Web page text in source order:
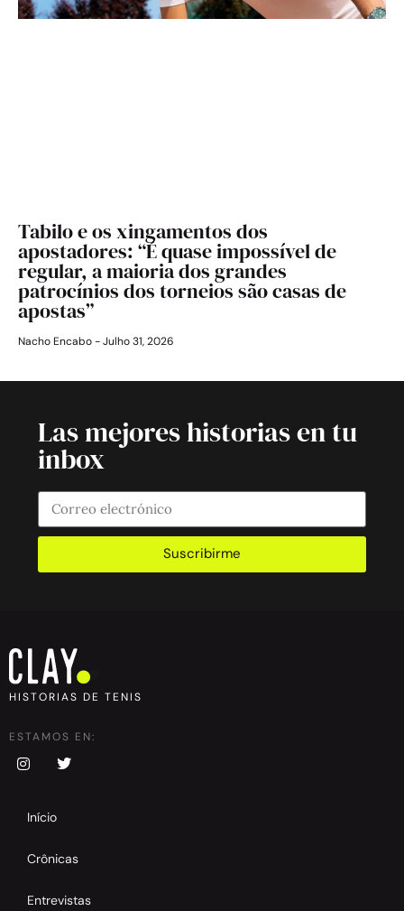
Tabilo e os xingamentos dos
apostadores: “É quase impossível de
regular, a maioria dos grandes
patrocínios dos torneios são casas de
apostas”
Nacho Encabo Julho 31, 2026
Las mejores historias en tu
inbox
Suscribirme
HISTORIAS DE TENIS
ESTAMOS EN:
Início
Crônicas
Entrevistas